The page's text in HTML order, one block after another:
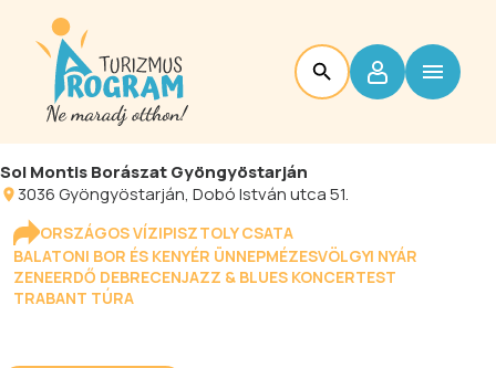
Sol Montis Borászat Gyöngyöstarján
3036Gyöngyöstarján, Dobó István utca 51.
ORSZÁGOS VÍZIPISZTOLY CSATA
BALATONI BOR ÉS KENYÉR ÜNNEPMÉZESVÖLGYI NYÁR
ZENEERDŐ DEBRECENJAZZ & BLUES KONCERTEST
TRABANT TÚRA